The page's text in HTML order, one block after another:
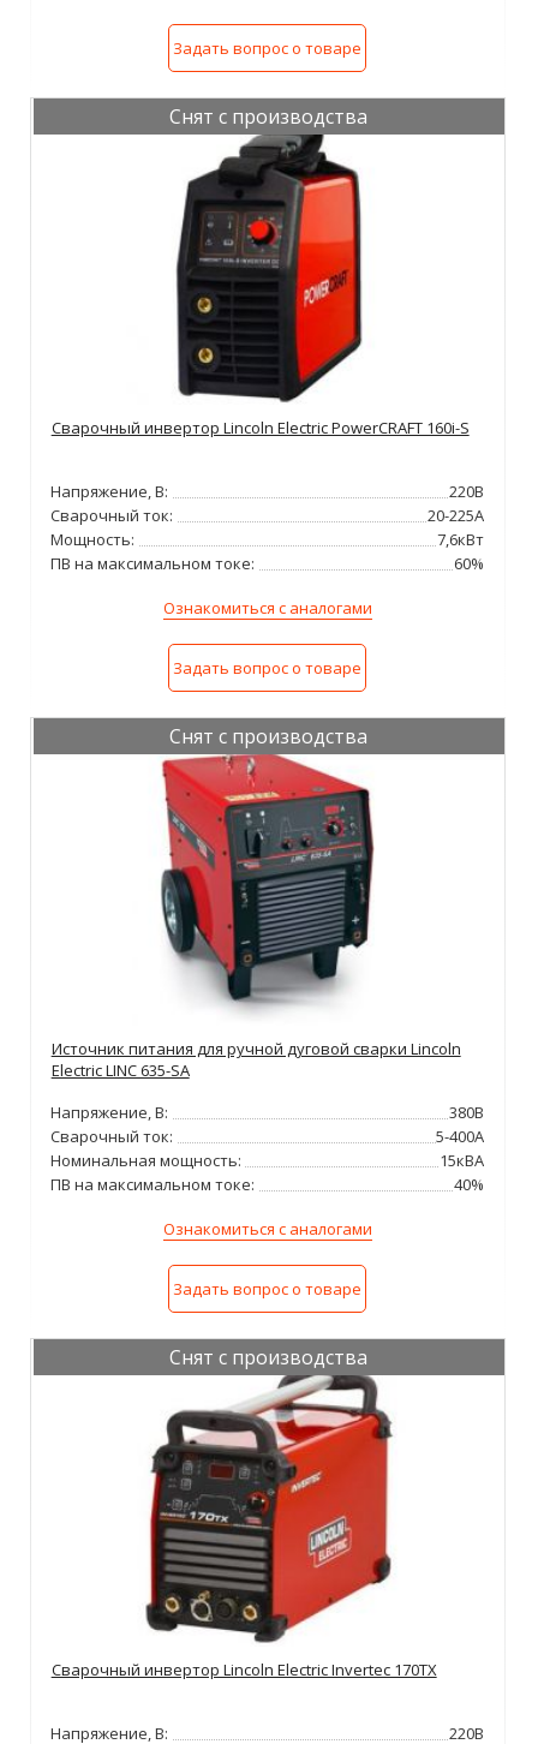
Задать вопрос о товаре
Снят с производства
Сварочный инвертор Lincoln Electric PowerCRAFT 160i-S
Напряжение, В:
220В
Сварочный ток:
20-225А
Мощность:
7,6кВт
ПВ на максимальном токе:
60%
Ознакомиться с аналогами
Задать вопрос о товаре
Снят с производства
Источник питания для ручной дуговой сварки Lincoln
Electric LINC 635-SA
Напряжение, В:
380В
Сварочный ток:
5-400А
Номинальная мощность:
15кВА
ПВ на максимальном токе:
40%
Ознакомиться с аналогами
Задать вопрос о товаре
Снят с производства
Сварочный инвертор Lincoln Electric Invertec 170TX
Напряжение, В: 220В